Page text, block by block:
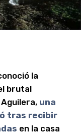
la
brutal
una
tras recibir
en la casa